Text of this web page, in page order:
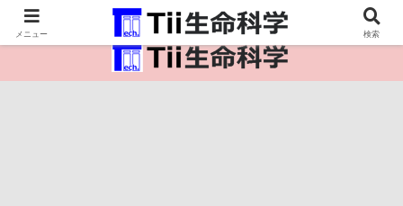
医療保健・生命・生物の情報インフラ。
メニュー 検索